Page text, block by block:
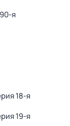
я
18-я
19-я